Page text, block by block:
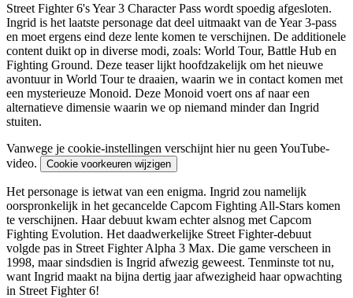
Street Fighter 6's Year 3 Character Pass wordt spoedig afgesloten.
Ingrid is het laatste personage dat deel uitmaakt van de Year 3-pass
en moet ergens eind deze lente komen te verschijnen. De additionele
content duikt op in diverse modi, zoals: World Tour, Battle Hub en
Fighting Ground. Deze teaser lijkt hoofdzakelijk om het nieuwe
avontuur in World Tour te draaien, waarin we in contact komen met
een mysterieuze Monoid. Deze Monoid voert ons af naar een
alternatieve dimensie waarin we op niemand minder dan Ingrid
stuiten.
Vanwege je cookie-instellingen verschijnt hier nu geen YouTube-
video.
Cookie voorkeuren wijzigen
Het personage is ietwat van een enigma. Ingrid zou namelijk
oorspronkelijk in het gecancelde Capcom Fighting All-Stars komen
te verschijnen. Haar debuut kwam echter alsnog met Capcom
Fighting Evolution. Het daadwerkelijke Street Fighter-debuut
volgde pas in Street Fighter Alpha 3 Max. Die game verscheen in
1998, maar sindsdien is Ingrid afwezig geweest. Tenminste tot nu,
want Ingrid maakt na bijna dertig jaar afwezigheid haar opwachting
in Street Fighter 6!